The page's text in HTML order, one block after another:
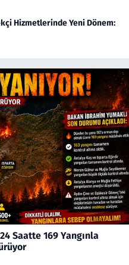
Hizmetlerinde Yeni Dönem:
Saatte 169 Yangınla